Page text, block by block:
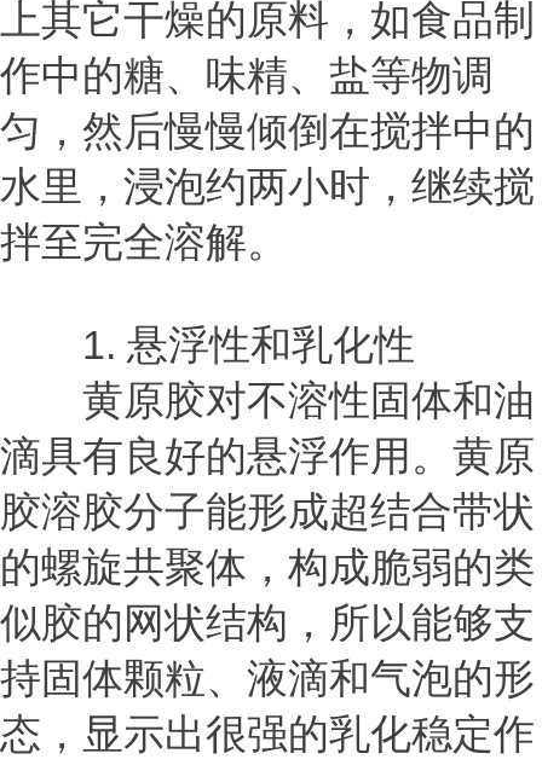
上其它干燥的原料，如食品制
作中的糖、味精、盐等物调
匀，然后慢慢倾倒在搅拌中的
水里，浸泡约两小时，继续搅
拌至完全溶解。
1. 悬浮性和乳化性
黄原胶对不溶性固体和油
滴具有良好的悬浮作用。黄原
胶溶胶分子能形成超结合带状
的螺旋共聚体，构成脆弱的类
似胶的网状结构，所以能够支
持固体颗粒、液滴和气泡的形
态，显示出很强的乳化稳定作